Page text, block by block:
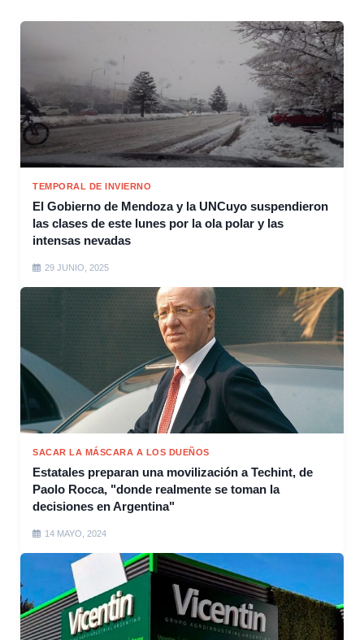
TEMPORAL DE INVIERNO
El Gobierno de Mendoza y la UNCuyo suspendieron
las clases de este lunes por la ola polar y las
intensas nevadas
29 JUNIO, 2025
SACAR LA MÁSCARA A LOS DUEÑOS
Estatales preparan una movilización a Techint, de
Paolo Rocca, "donde realmente se toman la
decisiones en Argentina"
14 MAYO, 2024